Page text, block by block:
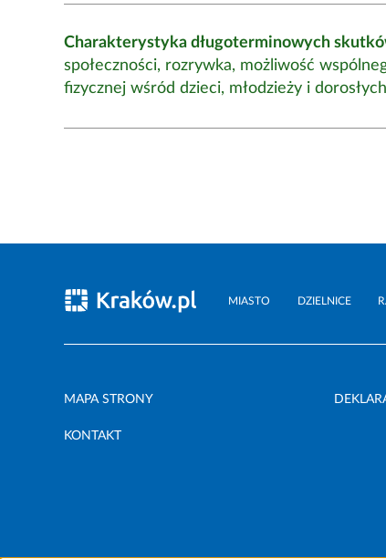
Charakterystyka długoterminowych
społeczności, rozrywka, możliwość
fizycznej wśród dzieci, młodzieży i
MIASTO DZIELNICE
MAPA STRONY
KONTAKT